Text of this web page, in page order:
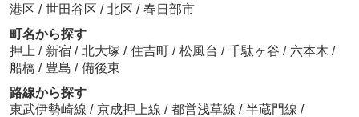
港区 / 世田谷区 / 北区 / 春日部市
町名から探す
押上 / 新宿 / 北大塚 / 住吉町 / 松風台 / 千駄ヶ谷 / 六本木 /
船橋 / 豊島 / 備後東
路線から探す
東武伊勢崎線 / 京成押上線 / 都営浅草線 / 半蔵門線 /